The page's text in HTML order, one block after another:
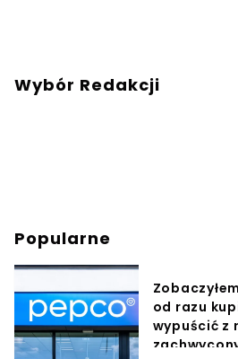
Wybór Redakcji
Popularne
od razu
wypuścić z